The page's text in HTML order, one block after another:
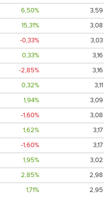
6,50%
3,59
15,31%
3,08
-0,33%
3,03
0,33%
3,16
-2,85%
3,16
0,32%
3,11
1,94%
3,09
-1,60%
3,08
1,62%
3,17
-1,60%
3,17
1,95%
3,02
2,85%
2,98
1,71%
2,95